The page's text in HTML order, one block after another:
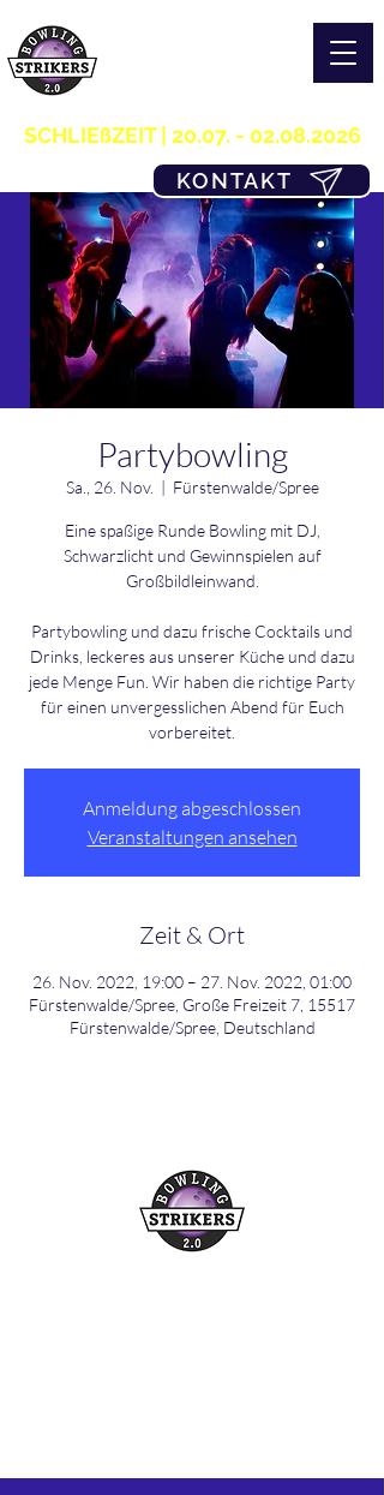
SCHLIEßZEIT | 20.07. - 02.08.2026
KONTAKT
Partybowling
Sa., 26. Nov.
  |
Fürstenwalde/Spree
Eine spaßige Runde Bowling mit DJ,
Schwarzlicht und Gewinnspielen auf
Großbildleinwand.
Partybowling und dazu frische Cocktails und
Drinks, leckeres aus unserer Küche und dazu
jede Menge Fun. Wir haben die richtige Party
für einen unvergesslichen Abend für Euch
Anmeldung abgeschlossen
Veranstaltungen ansehen
Zeit & Ort
26. Nov. 2022, 19:00 – 27. Nov. 2022, 01:00
Fürstenwalde/Spree, Große Freizeit 7, 15517
Fürstenwalde/Spree, Deutschland